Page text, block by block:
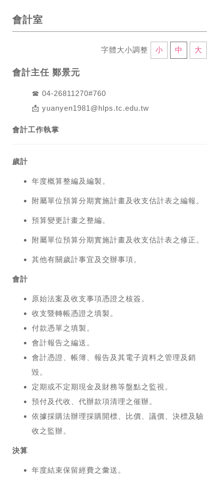
會計室
字體大小調整 小 中 大
會計主任 鄭景元
☎ 04-26811270#760
📩 yuanyen1981@hlps.tc.edu.tw
會計工作執掌
歲計
年度概算整編及編製。
附屬單位預算分期實施計畫及收支估計表之編報。
預算變更計畫之整編。
附屬單位預算分期實施計畫及收支估計表之修正。
其他有關歲計事宜及交辦事項。
會計
原始法案及收支事項憑證之核簽。
收支暨轉帳憑證之填製。
付款憑單之填製。
會計報告之編送。
會計憑證、帳簿、報告及其電子資料之管理及銷
毀。
定期或不定期現金及財務等盤點之監視。
預付及代收、代辦款項清理之催辦。
依據採購法辦理採購開標、比價、議價、決標及驗
收之監辦。
決算
年度結束保留經費之彙送。